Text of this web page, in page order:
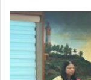
को
बचाने
के
लिए
उससे
संसदीय
समितियों
की
बैठकों
में